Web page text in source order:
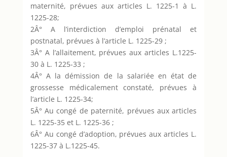
maternité, prévues aux articles L. 1225-1 à L.
1225-28;
2Â° A l’interdiction d’emploi prénatal et
postnatal, prévues à l’article L. 1225-29 ;
3Â° A l’allaitement, prévues aux articles L.1225-
30 à L. 1225-33 ;
4Â° A la démission de la salariée en état de
grossesse médicalement constaté, prévues à
l’article L. 1225-34;
5Â° Au congé de paternité, prévues aux articles
L. 1225-35 et L. 1225-36 ;
6Â° Au congé d’adoption, prévues aux articles L.
1225-37 à L.1225-45.